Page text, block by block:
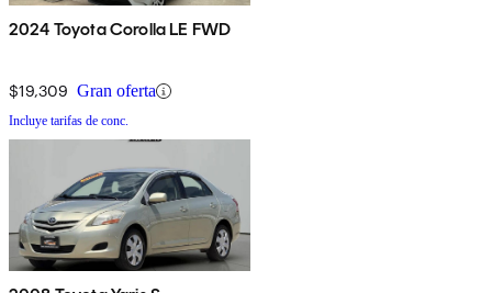
2024 Toyota Corolla LE FWD
$19,309 Gran oferta
Incluye tarifas de conc.